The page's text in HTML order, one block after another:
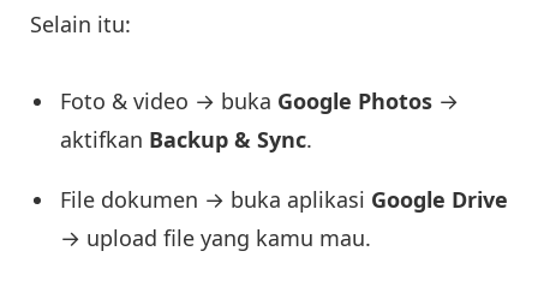
Selain itu:
Foto & video → buka Google Photos →
aktifkan Backup & Sync.
File dokumen → buka aplikasi Google Drive
→ upload file yang kamu mau.